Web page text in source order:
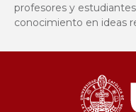
profesores y
conocimiento en ideas